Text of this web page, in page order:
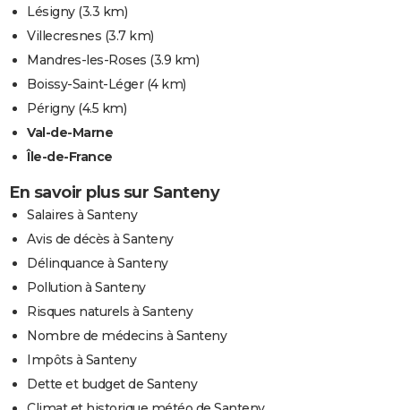
Lésigny(3.3 km)
Villecresnes (3.7 km)
Mandres-les-Roses (3.9 km)
Boissy-Saint-Léger(4 km)
Périgny(4.5 km)
Val-de-Marne
Île-de-France
En savoir plus sur Santeny
Salaires à Santeny
Avis de décès à Santeny
Délinquance à Santeny
Pollution à Santeny
Risques naturels à Santeny
Nombre de médecins à Santeny
Impôts à Santeny
Dette et budget de Santeny